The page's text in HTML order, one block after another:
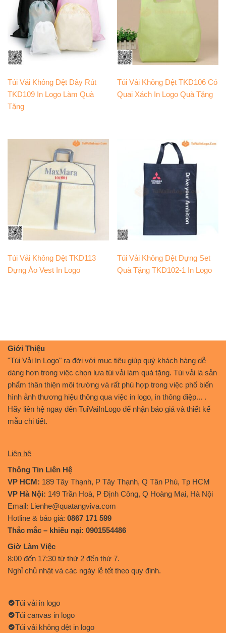
Túi Vải Không Dệt Dây Rút
TKD109 In Logo Làm Quà
Tặng
Túi Vải Không Dệt TKD106 Có
Quai Xách In Logo Quà Tặng
Túi Vải Không Dệt TKD113
Đựng Áo Vest In Logo
Túi Vải Không Dệt Đựng Set
Quà Tặng TKD102-1 In Logo
Giới Thiệu
"Túi Vải In Logo" ra đời với mục tiêu giúp quý khách hàng dễ
dàng hơn trong việc chọn lựa túi vải làm quà tặng. Túi vải là sản
phẩm thân thiện môi trường và rất phù hợp trong việc phổ biến
hình ảnh thương hiệu thông qua việc in logo, in thông điệp... .
Hãy liên hệ ngay đến TuiVaiInLogo để nhận báo giá và thiết kế
mẫu chi tiết.
Liên hệ
Thông Tin Liên Hệ
VP HCM: 189 Tây Thạnh, P Tây Thạnh, Q Tân Phú, Tp HCM
VP Hà Nội: 149 Trần Hoà, P Định Công, Q Hoàng Mai, Hà Nội
Email: Lienhe@quatangviva.com
Hotline & báo giá: 0867 171 599
Thắc mắc – khiếu nại: 0901554486
Giờ Làm Việc
8:00 đến 17:30 từ thứ 2 đến thứ 7.
Nghỉ chủ nhật và các ngày lễ tết theo quy định.
Túi vải in logo
Túi canvas in logo
Túi vải không dệt in logo